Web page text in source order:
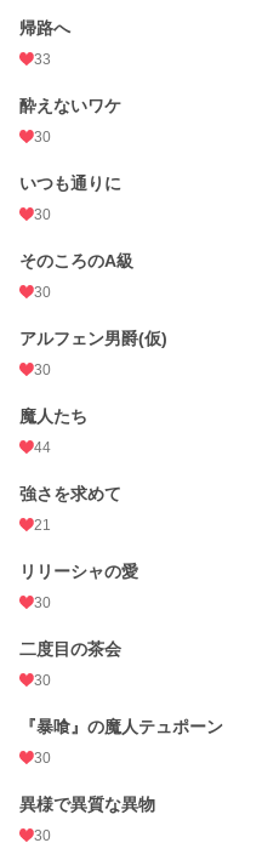
帰路へ
33
酔えないワケ
30
いつも通りに
30
そのころのA級
30
アルフェン男爵(仮)
30
魔人たち
44
強さを求めて
21
リリーシャの愛
30
二度目の茶会
30
『暴喰』の魔人テュポーン
30
異様で異質な異物
30